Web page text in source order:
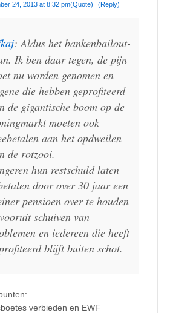
24, 2013 at 8:32 pm(Quote) (Reply)
: Aldus het bankenbailout-
Ik ben daar tegen, de pijn
nu worden genomen en
die hebben geprofiteerd
de gigantische boom op de
moeten ook
aan het opdweilen
de rotzooi.
hun restschuld laten
door over 30 jaar een
pensioen over te houden
schuiven van
en iedereen die heeft
blijft buiten schot.
verbieden en EWF